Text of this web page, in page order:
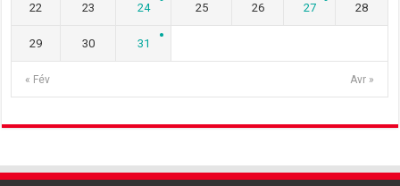
« Fév Avr »
22 23 24 25 26 27 28
29 30 31